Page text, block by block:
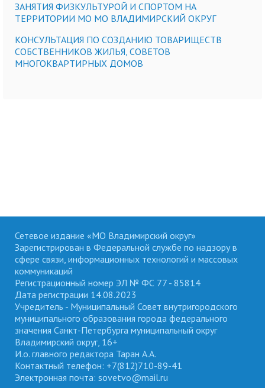
ЗАНЯТИЯ ФИЗКУЛЬТУРОЙ И СПОРТОМ НА
ТЕРРИТОРИИ МО МО ВЛАДИМИРСКИЙ ОКРУГ
КОНСУЛЬТАЦИЯ ПО СОЗДАНИЮ ТОВАРИЩЕСТВ
СОБСТВЕННИКОВ ЖИЛЬЯ, СОВЕТОВ
МНОГОКВАРТИРНЫХ ДОМОВ
Сетевое издание «МО Владимирский округ»
Зарегистрирован в Федеральной службе по надзору в
сфере связи, информационных технологий и массовых
коммуникаций
Регистрационный номер ЭЛ № ФС 77 - 85814
Дата регистрации 14.08.2023
Учредитель - Муниципальный Совет внутригородского
муниципального образования города федерального
значения Санкт-Петербурга муниципальный округ
Владимирский округ, 16+
И.о. главного редактора Таран А.А.
Контактный телефон: +7(812)710-89-41
Электронная почта: sovetvo@mail.ru